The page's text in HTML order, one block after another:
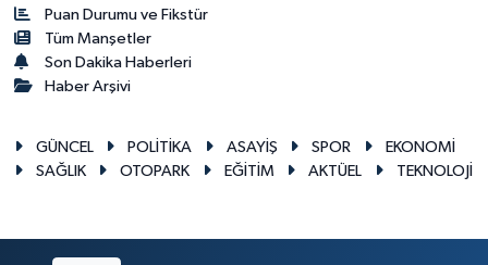
Puan Durumu ve Fikstür
Tüm Manşetler
Son Dakika Haberleri
Haber Arşivi
GÜNCEL POLİTİKA ASAYİŞ SPOR
EKONOMİ
SAĞLIK
OTOPARK EĞİTİM AKTÜEL TEKNOLOJİ